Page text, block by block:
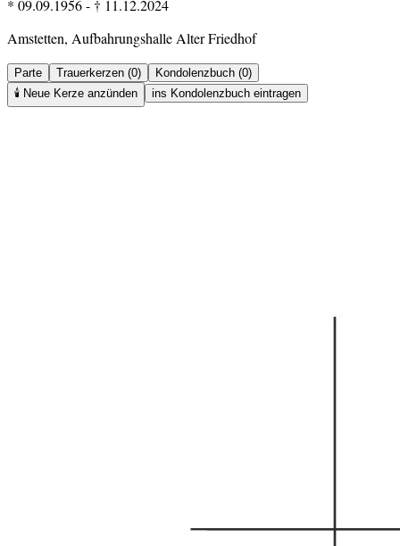
* 09.09.1956- † 11.12.2024
Amstetten, Aufbahrungshalle Alter Friedhof
Parte Trauerkerzen (0)
Kondolenzbuch (0)
🕯️ Neue Kerze anzünden ins Kondolenzbuch eintragen